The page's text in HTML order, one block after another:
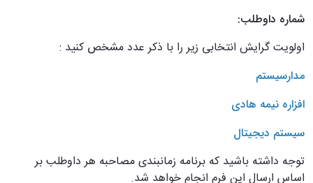
شماره داوطلب:
اولویت گرایش انتخابی زیر را با ذکر عدد مشخص کنید :
مدارسیستم
افزاره نیمه هادی
سیستم دیجیتال
توجه داشته باشید که برنامه زمانبندی مصاحبه هر داوطلب بر
اساس ارسال این فرم انجام خواهد شد.